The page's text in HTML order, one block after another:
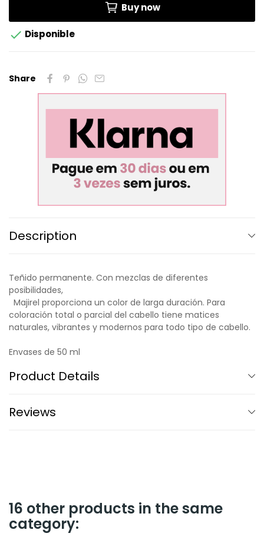
Buy now
 Disponible
Share
Description
Teñido permanente. Con mezclas de diferentes
posibilidades,
Majirel proporciona un color de larga duración. Para
coloración total o parcial del cabello tiene matices
naturales, vibrantes y modernos para todo tipo de cabello.
Envases de 50 ml
Product Details
Reviews
16 other products in the same
category: